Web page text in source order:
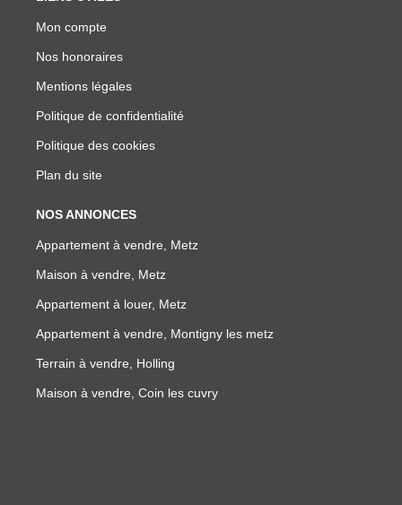
Mon compte
Nos honoraires
Mentions légales
Politique de confidentialité
Politique des cookies
Plan du site
NOS ANNONCES
Appartement à vendre, Metz
Maison à vendre, Metz
Appartement à louer, Metz
Appartement à vendre, Montigny les metz
Terrain à vendre, Holling
Maison à vendre, Coin les cuvry